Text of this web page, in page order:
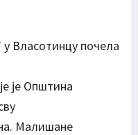
Власотинцу почела
је Општина
Малишане